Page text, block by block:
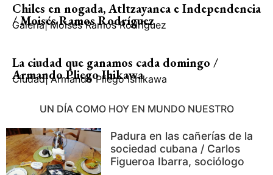
Chiles en nogada, Atltzayanca e Independencia
/ Moisés Ramos Rodríguez
Galería| Moisés Ramos Rodríguez
La ciudad que ganamos cada domingo /
Armando Pliego Ihikawa
Ciudad| Armando Pliego Ishikawa
UN DÍA COMO HOY EN MUNDO NUESTRO
Padura en las cañerías de la
sociedad cubana / Carlos
Figueroa Ibarra, sociólogo